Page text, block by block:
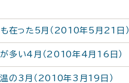
在った5月（2010年5月21日）
多い4月（2010年4月16日）
の3月（2010年3月19日）